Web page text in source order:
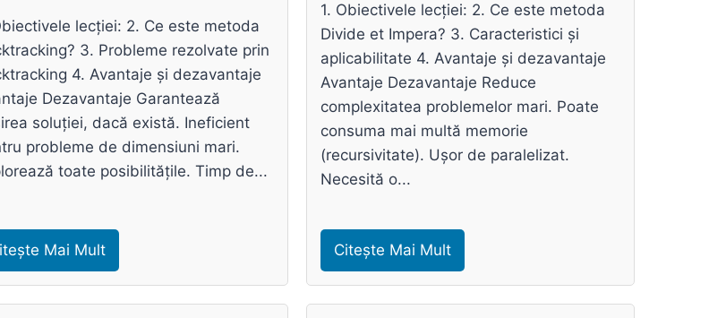
lecției: 2. Ce este metoda
3. Probleme rezolvate prin
4. Avantaje și dezavantaje
Dezavantaje Garantează
soluției, dacă există. Ineficient
probleme de dimensiuni mari.
toate posibilitățile. Timp de...
Mai Mult
1. Obiectivele lecției: 2. Ce este metoda
Divide et Impera? 3. Caracteristici și
aplicabilitate 4. Avantaje și dezavantaje
Avantaje Dezavantaje Reduce
complexitatea problemelor mari. Poate
consuma mai multă memorie
(recursivitate). Ușor de paralelizat.
Necesită o...
Citește Mai Mult